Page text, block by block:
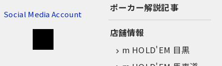
Social Media Account
ポーカー解説記事
店舗情報
m HOLD'EM 目黒